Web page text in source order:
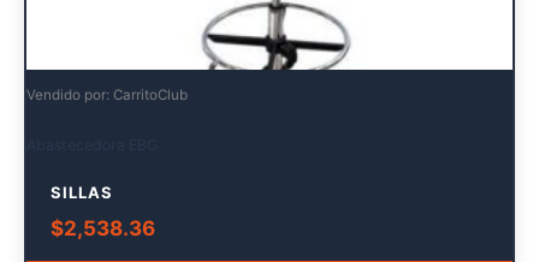
Vendido por: CarritoClub
SILLAS
$2,538.36